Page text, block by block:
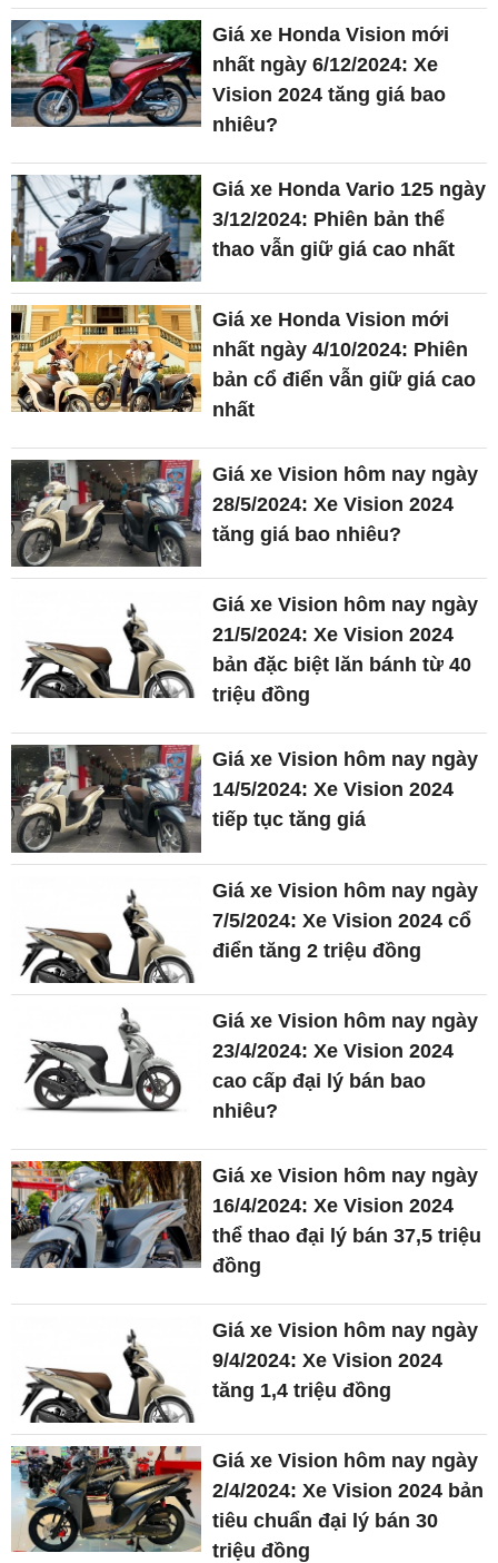
Giá xe Honda Vision mới
nhất ngày 6/12/2024: Xe
Vision 2024 tăng giá bao
nhiêu?
Giá xe Honda Vario 125 ngày
3/12/2024: Phiên bản thể
thao vẫn giữ giá cao nhất
Giá xe Honda Vision mới
nhất ngày 4/10/2024: Phiên
bản cổ điển vẫn giữ giá cao
nhất
Giá xe Vision hôm nay ngày
28/5/2024: Xe Vision 2024
tăng giá bao nhiêu?
Giá xe Vision hôm nay ngày
21/5/2024: Xe Vision 2024
bản đặc biệt lăn bánh từ 40
triệu đồng
Giá xe Vision hôm nay ngày
14/5/2024: Xe Vision 2024
tiếp tục tăng giá
Giá xe Vision hôm nay ngày
7/5/2024: Xe Vision 2024 cổ
điển tăng 2 triệu đồng
Giá xe Vision hôm nay ngày
23/4/2024: Xe Vision 2024
cao cấp đại lý bán bao
nhiêu?
Giá xe Vision hôm nay ngày
16/4/2024: Xe Vision 2024
thể thao đại lý bán 37,5 triệu
đồng
Giá xe Vision hôm nay ngày
9/4/2024: Xe Vision 2024
tăng 1,4 triệu đồng
Giá xe Vision hôm nay ngày
2/4/2024: Xe Vision 2024 bản
tiêu chuẩn đại lý bán 30
triệu đồng